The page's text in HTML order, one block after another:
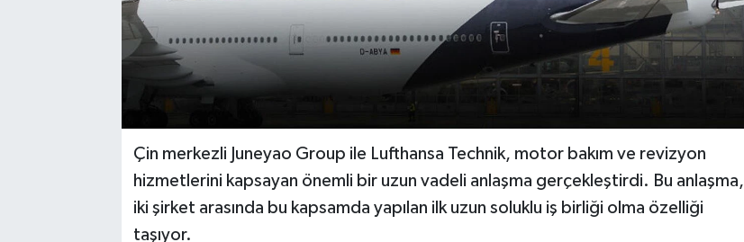
Çin merkezli Juneyao Group ile Lufthansa Technik, motor bakım ve revizyon
hizmetlerini kapsayan önemli bir uzun vadeli anlaşma gerçekleştirdi. Bu anlaşma,
iki şirket arasında bu kapsamda yapılan ilk uzun soluklu iş birliği olma özelliği
taşıyor.